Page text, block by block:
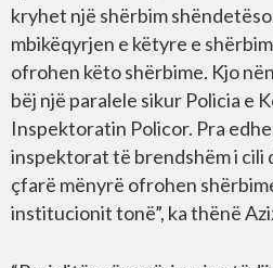
kryhet një shërbim
mbikëqyrjen e këtyre e
ofrohen këto shërbime. Kjo
bëj një paralele sikur Policia e
Inspektoratin Policor. Pra
inspektorat të brendshëm i cili
çfarë mënyrë ofrohen
institucionit tonë”, ka thënë